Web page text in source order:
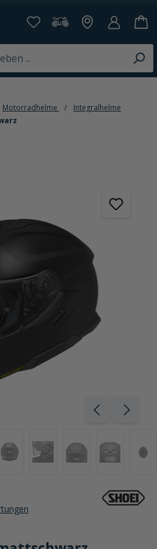
Motorradhelme
Integralhelme